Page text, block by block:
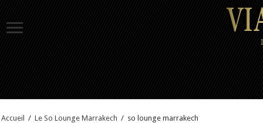
Accueil / Le So Lounge Marrakech / so lounge marrakech